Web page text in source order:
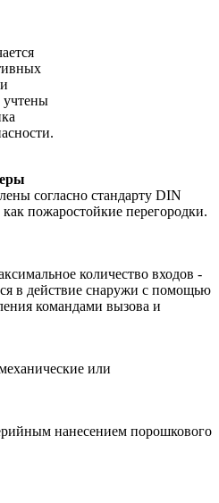
учтены
согласно стандарту DIN
пожаростойкие перегородки.
количество входов -
в действие снаружи с помощью
командами вызова и
или
нанесением порошкового